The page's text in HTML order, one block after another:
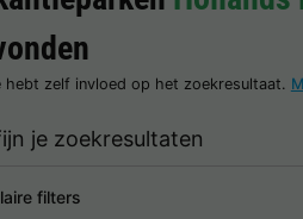
hebt zelf invloed op het zoekresultaat.
je zoekresultaten
filters